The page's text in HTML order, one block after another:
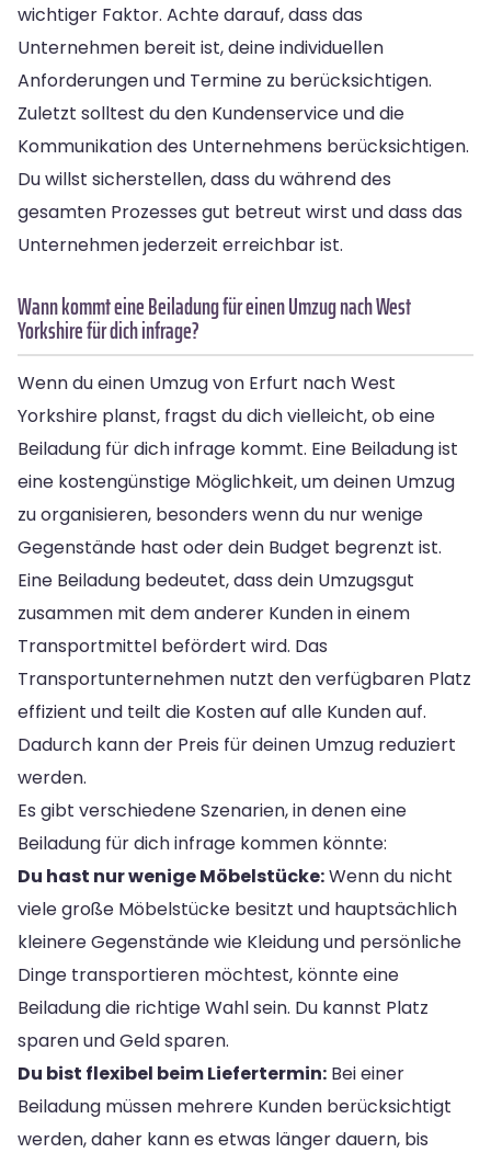
wichtiger Faktor. Achte darauf, dass das
Unternehmen bereit ist, deine individuellen
Anforderungen und Termine zu berücksichtigen.
Zuletzt solltest du den Kundenservice und die
Kommunikation des Unternehmens berücksichtigen.
Du willst sicherstellen, dass du während des
gesamten Prozesses gut betreut wirst und dass das
Unternehmen jederzeit erreichbar ist.
Wann kommt eine Beiladung für einen Umzug nach West
Yorkshire für dich infrage?
Wenn du einen Umzug von Erfurt nach West
Yorkshire planst, fragst du dich vielleicht, ob eine
Beiladung für dich infrage kommt. Eine Beiladung ist
eine kostengünstige Möglichkeit, um deinen Umzug
zu organisieren, besonders wenn du nur wenige
Gegenstände hast oder dein Budget begrenzt ist.
Eine Beiladung bedeutet, dass dein Umzugsgut
zusammen mit dem anderer Kunden in einem
Transportmittel befördert wird. Das
Transportunternehmen nutzt den verfügbaren Platz
effizient und teilt die Kosten auf alle Kunden auf.
Dadurch kann der Preis für deinen Umzug reduziert
werden.
Es gibt verschiedene Szenarien, in denen eine
Beiladung für dich infrage kommen könnte:
Du hast nur wenige Möbelstücke:Wenn du nicht
viele große Möbelstücke besitzt und hauptsächlich
kleinere Gegenstände wie Kleidung und persönliche
Dinge transportieren möchtest, könnte eine
Beiladung die richtige Wahl sein. Du kannst Platz
sparen und Geld sparen.
Du bist flexibel beim Liefertermin: Bei einer
Beiladung müssen mehrere Kunden berücksichtigt
werden, daher kann es etwas länger dauern, bis